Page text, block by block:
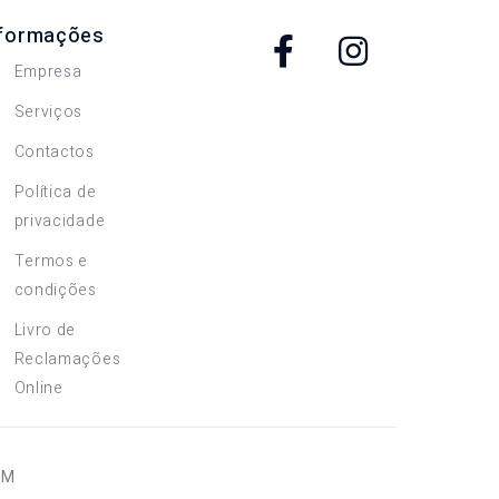
Empresa
Serviços
Contactos
Política de
privacidade
Termos e
condições
Livro de
Reclamações
Online